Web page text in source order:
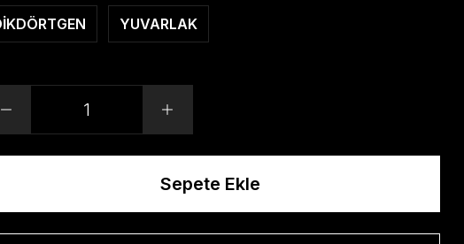
YUVARLAK
Sepete Ekle